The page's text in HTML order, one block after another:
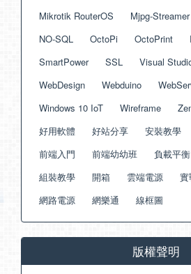
Mikrotik RouterOS
Mjpg-Streamer
NO-SQL
OctoPi OctoPrint
SmartPower
SSL Visual
WebDesign
Webduino
Windows 10 IoT
Wireframe
好用軟體
好站分享 安裝教學
前端入門
前端幼幼班 負載平衡
組裝教學
開箱 雲端電源
網路電源
網樂通 線框圖
版權聲明